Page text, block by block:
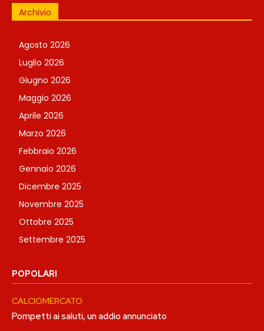
Archivio
Agosto 2026
Luglio 2026
Giugno 2026
Maggio 2026
Aprile 2026
Marzo 2026
Febbraio 2026
Gennaio 2026
Dicembre 2025
Novembre 2025
Ottobre 2025
Settembre 2025
POPOLARI
CALCIOMERCATO
Pompetti ai saluti, un addio annunciato